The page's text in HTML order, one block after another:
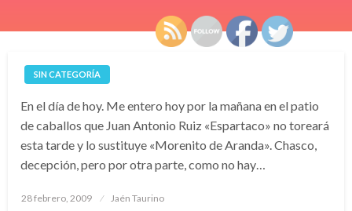
SIN CATEGORÍA
En el día de hoy. Me entero hoy por la mañana en el patio
de caballos que Juan Antonio Ruiz «Espartaco» no toreará
esta tarde y lo sustituye «Morenito de Aranda». Chasco,
decepción, pero por otra parte, como no hay…
Publicado
28 febrero, 2009 Jaén Taurino